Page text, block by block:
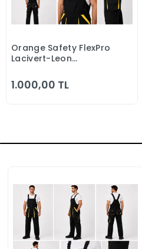
Sepete Ekle
Orange Safety FlexPro
Lacivert-Leon
1.000,00 TL